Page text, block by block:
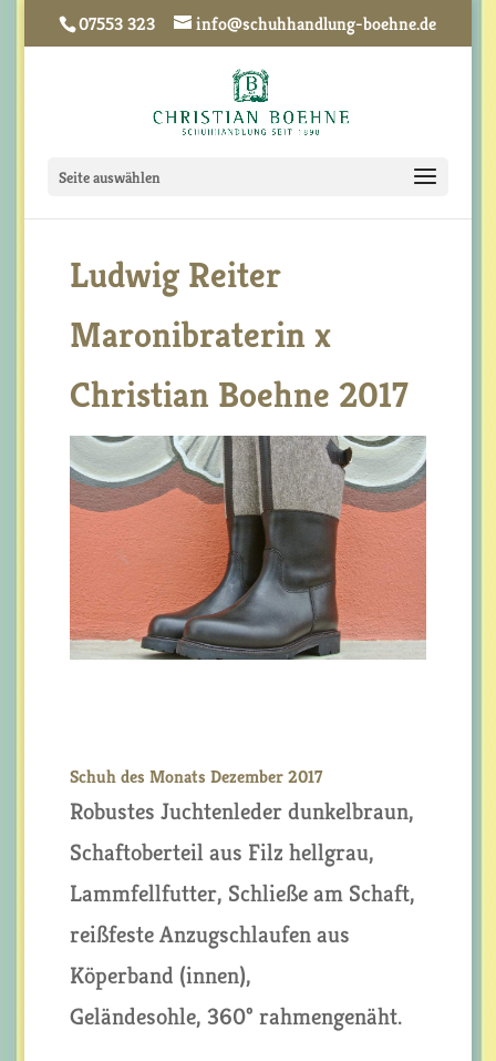
07553 323 info@schuhhandlung-boehne.de
Seite auswählen
Ludwig Reiter
Maronibraterin x
Christian Boehne 2017
Schuh des Monats Dezember 2017
Robustes Juchtenleder dunkelbraun,
Schaftoberteil aus Filz hellgrau,
Lammfellfutter, Schließe am Schaft,
reißfeste Anzugschlaufen aus
Köperband (innen),
Geländesohle, 360° rahmengenäht.